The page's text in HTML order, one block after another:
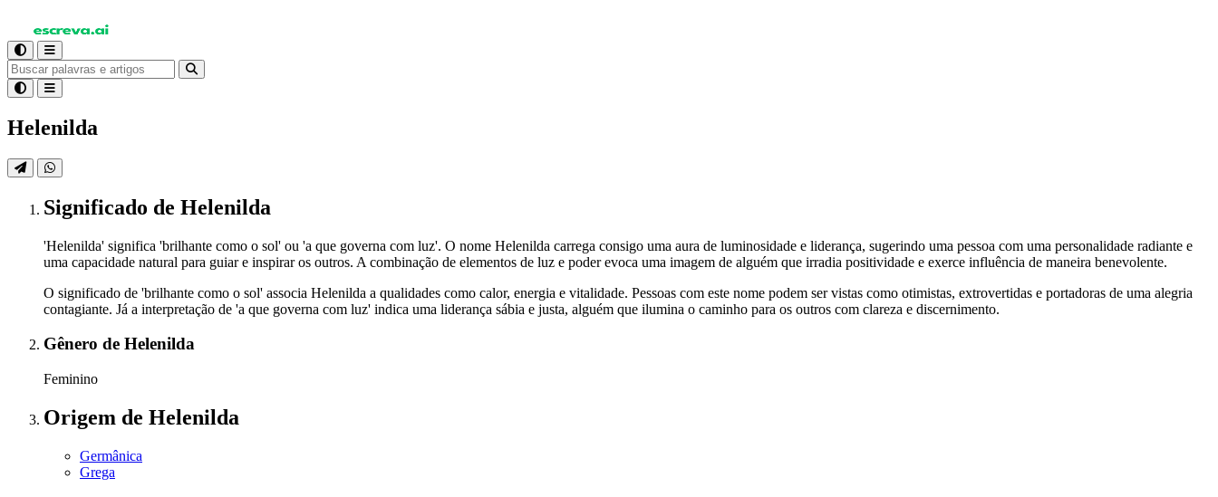
Helenilda
Significado de Helenilda
'Helenilda' significa 'brilhante como o sol' ou 'a que governa com luz'. O nome Helenilda carrega consigo uma aura de luminosidade e liderança, sugerindo uma pessoa com uma personalidade radiante e
uma capacidade natural para guiar e inspirar os outros. A combinação de elementos de luz e poder evoca uma imagem de alguém que irradia positividade e exerce influência de maneira benevolente.
O significado de 'brilhante como o sol' associa Helenilda a qualidades como calor, energia e vitalidade. Pessoas com este nome podem ser vistas como otimistas, extrovertidas e portadoras de uma alegria
contagiante. Já a interpretação de 'a que governa com luz' indica uma liderança sábia e justa, alguém que ilumina o caminho para os outros com clareza e discernimento.
Gênero de Helenilda
Feminino
Origem de Helenilda
Germânica
Grega